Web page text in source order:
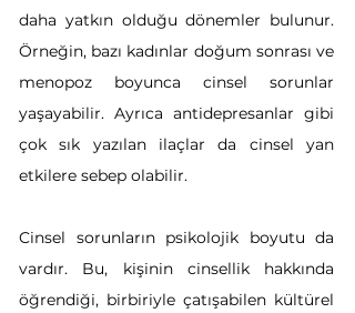
daha yatkın olduğu dönemler bulunur.
Örneğin, bazı kadınlar doğum sonrası ve
menopoz boyunca cinsel sorunlar
yaşayabilir. Ayrıca antidepresanlar gibi
çok sık yazılan ilaçlar da cinsel yan
etkilere sebep olabilir.
Cinsel sorunların psikolojik boyutu da
vardır. Bu, kişinin cinsellik hakkında
öğrendiği, birbiriyle çatışabilen kültürel